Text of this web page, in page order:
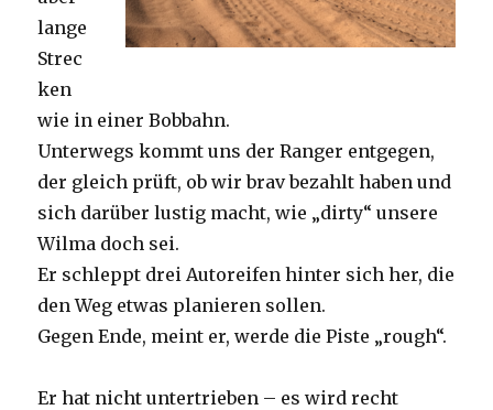
lange
Strec
ken
wie in einer Bobbahn.
Unterwegs kommt uns der Ranger entgegen,
der gleich prüft, ob wir brav bezahlt haben und
sich darüber lustig macht, wie „dirty“ unsere
Wilma doch sei.
Er schleppt drei Autoreifen hinter sich her, die
den Weg etwas planieren sollen.
Gegen Ende, meint er, werde die Piste „rough“.
Er hat nicht untertrieben – es wird recht